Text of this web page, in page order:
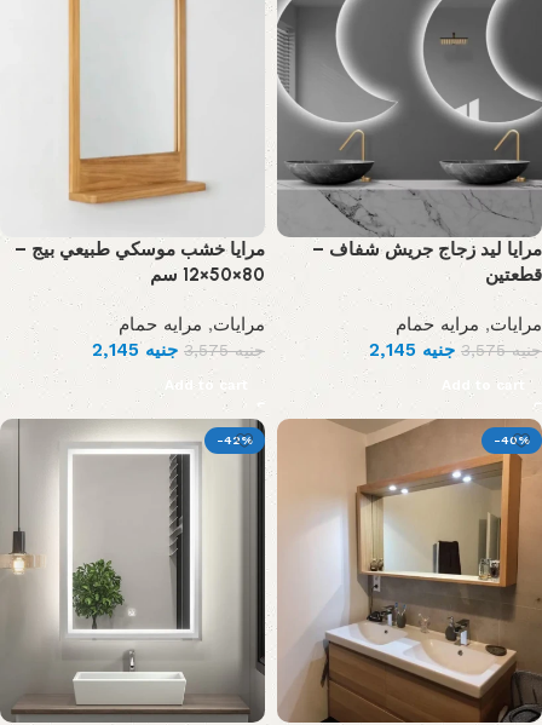
مرايا ليد زجاج جريش شفاف –
قطعتين
مرايات, مرايه حمام
جنيه3,575 جنيه
Add to cart
مرايا خشب موسكي طبيعي بيج –
80×50×12 سم
مرايات, مرايه حمام
جنيه3,575 جنيه 2,145
Add to cart
-40%
-42%